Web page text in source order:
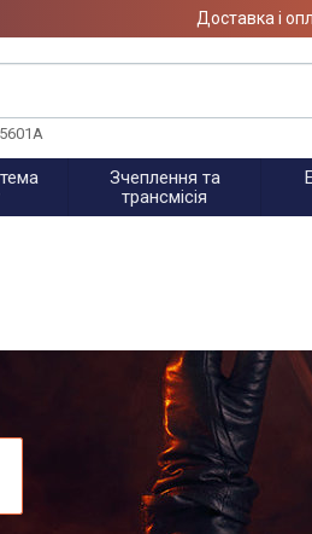
Доставка і
Зчеплення та
трансмісія